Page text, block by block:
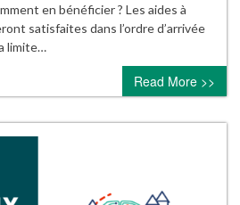
en bénéficier ? Les aides à
satisfaites dans l’ordre d’arrivée
limite…
Read More >>